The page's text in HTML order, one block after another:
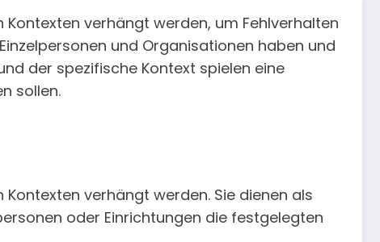
verhängt werden, um Fehlverhalten
und Organisationen haben und
der spezifische Kontext spielen eine
sollen.
verhängt werden. Sie dienen als
oder Einrichtungen die festgelegten